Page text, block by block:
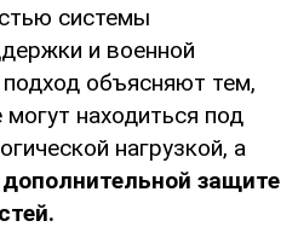
системы
и военной
объясняют тем,
находиться под
нагрузкой, а
дополнительной защите